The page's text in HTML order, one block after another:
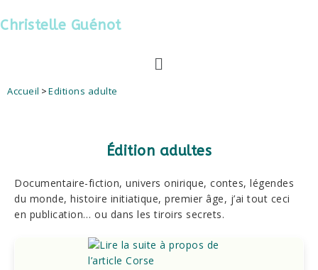
Christelle Guénot
Accueil >Editions adulte
Édition adultes
Documentaire-fiction, univers onirique, contes, légendes
du monde, histoire initiatique, premier âge, j’ai tout ceci
en publication… ou dans les tiroirs secrets.